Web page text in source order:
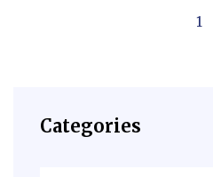
Categories
1